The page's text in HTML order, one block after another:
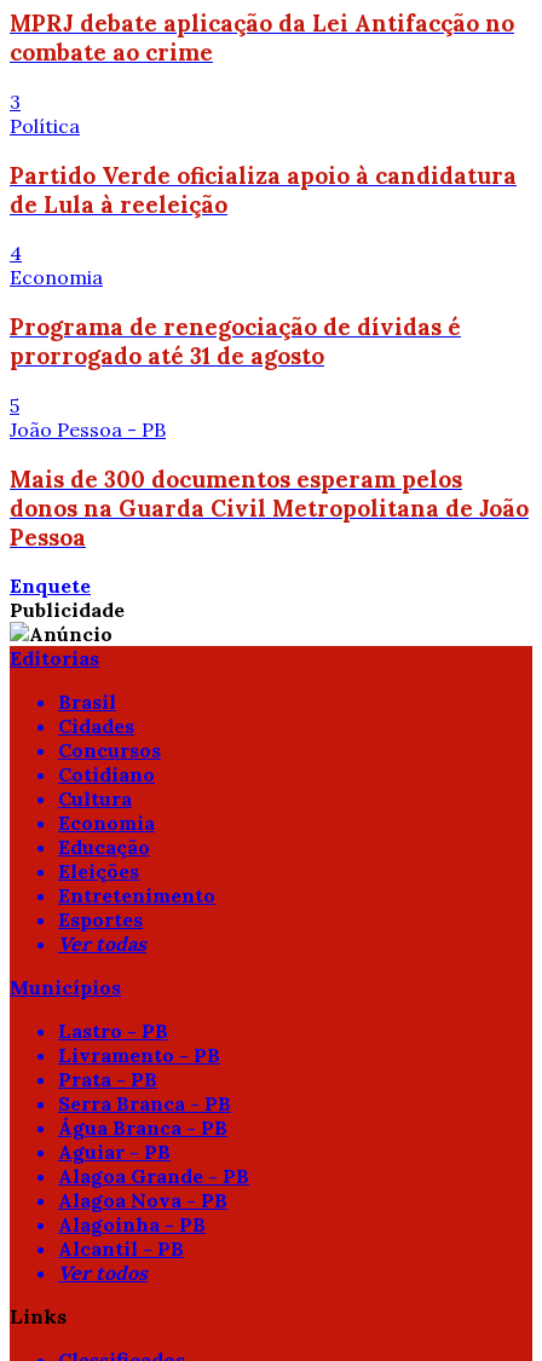
MPRJ debate aplicação da Lei Antifacção no
combate ao crime
3
Política
Partido Verde oficializa apoio à candidatura
de Lula à reeleição
4
Economia
Programa de renegociação de dívidas é
prorrogado até 31 de agosto
5
João Pessoa - PB
Mais de 300 documentos esperam pelos
donos na Guarda Civil Metropolitana de João
Pessoa
Enquete
Publicidade
Editorias
Brasil
Cidades
Concursos
Cotidiano
Cultura
Economia
Educação
Eleições
Entretenimento
Esportes
Ver todas
Municípios
Lastro - PB
Livramento - PB
Prata - PB
Serra Branca - PB
Água Branca - PB
Aguiar - PB
Alagoa Grande - PB
Alagoa Nova - PB
Alagoinha - PB
Alcantil - PB
Ver todos
Links